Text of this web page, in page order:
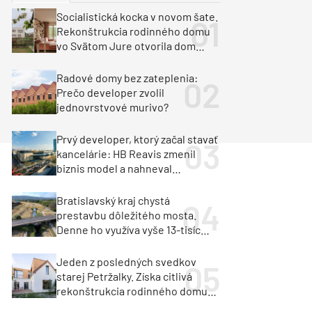
Klimatizácia a vetranie
Milan Murcka
Socialistická kocka v novom šate.
Rekonštrukcia rodinného domu
vo Svätom Jure otvorila dom
Radové domy bez zateplenia:
Prečo developer zvolil
jednovrstvové murivo?
Prvý developer, ktorý začal stavať
kancelárie: HB Reavis zmenil
biznis model a nahneval
Bratislavský kraj chystá
prestavbu dôležitého mosta.
Denne ho využíva vyše 13-tisíc
Jeden z posledných svedkov
starej Petržalky. Získa citlivá
rekonštrukcia rodinného domu